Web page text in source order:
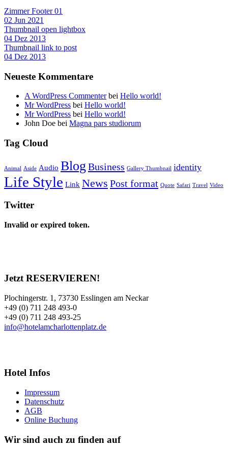
Zimmer Footer 01
02 Jun 2021
Thumbnail open lightbox
04 Dez 2013
Thumbnail link to post
04 Dez 2013
Neueste Kommentare
A WordPress Commenterbei Hello world!
Mr WordPress bei Hello world!
Mr WordPress bei Hello world!
John Doe bei Magna pars studiorum
Tag Cloud
Animal Aside Audio Blog Business Gallery Thumbnail identity
Life Style Link News Post format Quote Safari Travel Video
Twitter
Invalid or expired token.
Jetzt RESERVIEREN!
Plochingerstr. 1, 73730 Esslingen am Neckar
+49 (0) 711 248 493-0
+49 (0) 711 248 493-25
info@hotelamcharlottenplatz.de
Hotel Infos
Impressum
Datenschutz
AGB
Online Buchung
Wir sind auch zu finden auf